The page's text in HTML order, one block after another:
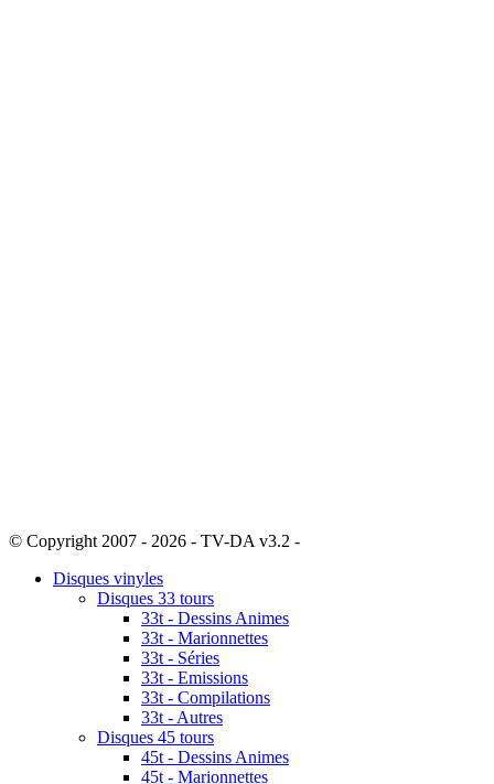
© Copyright 2007 - 2026 - TV-DA v3.2 -
Disques vinyles
Disques 33 tours
33t - Dessins Animes
33t - Marionnettes
33t - Séries
33t - Emissions
33t - Compilations
33t - Autres
Disques 45 tours
45t - Dessins Animes
45t - Marionnettes